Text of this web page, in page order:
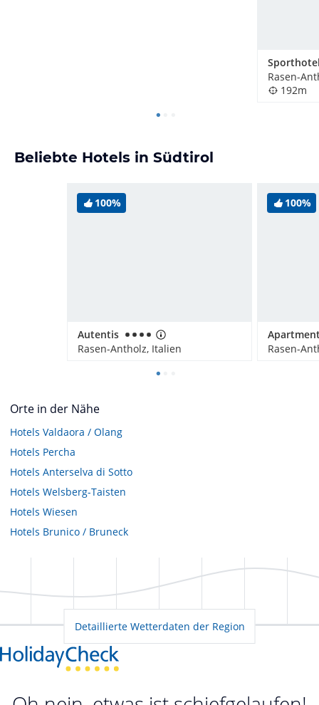
Rasen-
192m
Beliebte Hotels in Südtirol
100%
Autentis
Rasen-Antholz, Italien
100%
Rasen-
Orte in der Nähe
Hotels Valdaora / Olang
Hotels Percha
Hotels Anterselva di Sotto
Hotels Welsberg-Taisten
Hotels Wiesen
Hotels Brunico / Bruneck
Detaillierte Wetterdaten der Region